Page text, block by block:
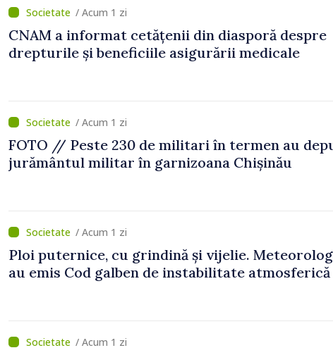
/ Acum 1 zi
CNAM a informat cetățenii din diasporă despre
drepturile și beneficiile asigurării medicale
/ Acum 1 zi
FOTO // Peste 230 de militari în termen au
jurământul militar în garnizoana Chișinău
/ Acum 1 zi
Ploi puternice, cu grindină și vijelie.
au emis Cod galben de instabilitate atmosferică
/ Acum 1 zi